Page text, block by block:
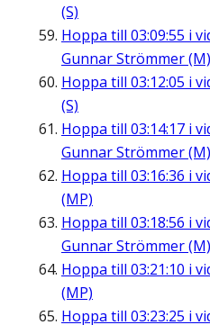
(S)
Hoppa till 03:09:55 i
Gunnar Strömmer (M)
Hoppa till 03:12:05 i
(S)
Hoppa till 03:14:17 i
Gunnar Strömmer (M)
Hoppa till 03:16:36 i
(MP)
Hoppa till 03:18:56 i
Gunnar Strömmer (M)
Hoppa till 03:21:10 i
(MP)
Hoppa till 03:23:25 i